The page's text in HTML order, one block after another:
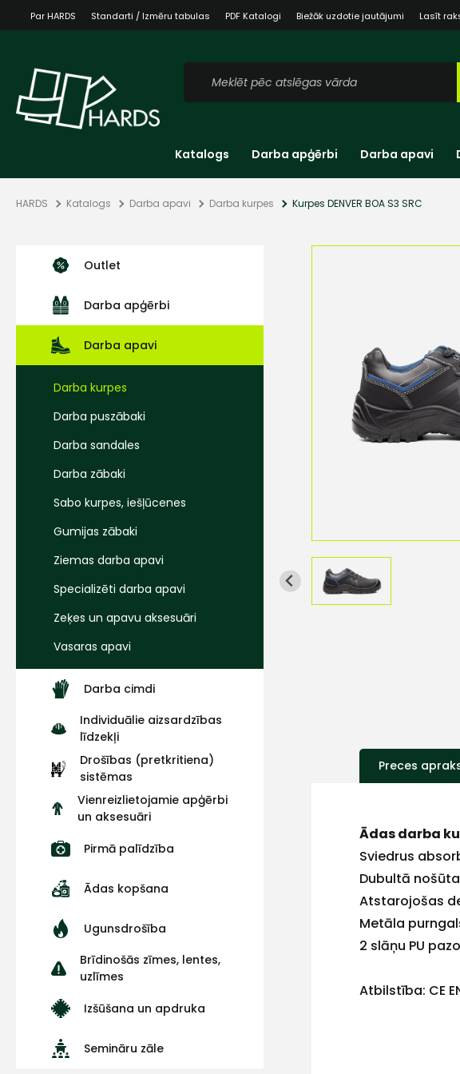
Par HARDS Standarti / Izmēru tabulas PDF Katalogi Biežāk uzdotie jautājumi Lasīt
Katalogs Darba apģērbi Darba apavi
HARDS Katalogs Darba apavi Darba kurpes Kurpes DENVER BOA S3 SRC
Outlet
Darba apģērbi
Darba apavi
Darba kurpes
Darba puszābaki
Darba sandales
Darba zābaki
Sabo kurpes, iešļūcenes
Gumijas zābaki
Ziemas darba apavi
Specializēti darba apavi
Zeķes un apavu aksesuāri
Vasaras apavi
Darba cimdi
Individuālie aizsardzības
līdzekļi
Drošības (pretkritiena)
sistēmas
Vienreizlietojamie apģērbi
un aksesuāri
Pirmā palīdzība
Ādas kopšana
Ugunsdrošība
Brīdinošās zīmes, lentes,
uzlīmes
Izšūšana un apdruka
Semināru zāle
Preces
Ādas darba
Sviedrus
Dubultā
Atstarojošas
Metāla
2 slāņu PU
Atbilstība: CE